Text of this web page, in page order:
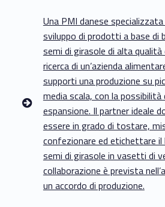
Una PMI danese
sviluppo di prodotti a base di
semi di girasole di alta qualità
ricerca di un’azienda
supporti una produzione su
media scala, con la possibilità
espansione. Il partner ideale
essere in grado di tostare,
confezionare ed etichettare il
semi di girasole in vasetti di
collaborazione è prevista
un accordo di produzione.